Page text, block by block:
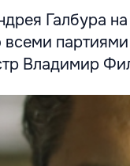
Галбура
всеми
Владимир